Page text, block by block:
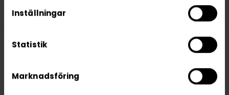
Inställningar
Statistik
Marknadsföring
nikotin som är ett mycket